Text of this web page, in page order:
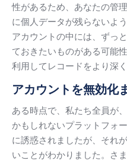
性があるため、あなたの管
に個人データが残らないよ
アカウントの中には、ずっ
ておきたいものがある可能
利用してレコードをより深
アカウントを無効化
ある時点で、私たち全員が
かもしれないプラットフォ
に誘惑されましたが、それ
いことがわかりました。
さ